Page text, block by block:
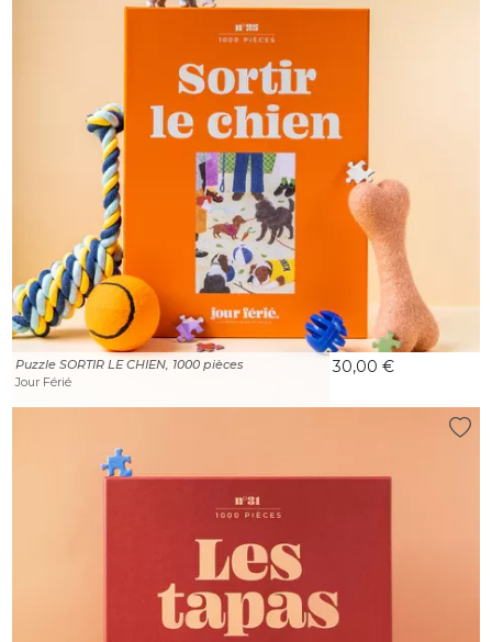
Puzzle SORTIR LE CHIEN, 1000 pièces
Jour Férié
30,00 €